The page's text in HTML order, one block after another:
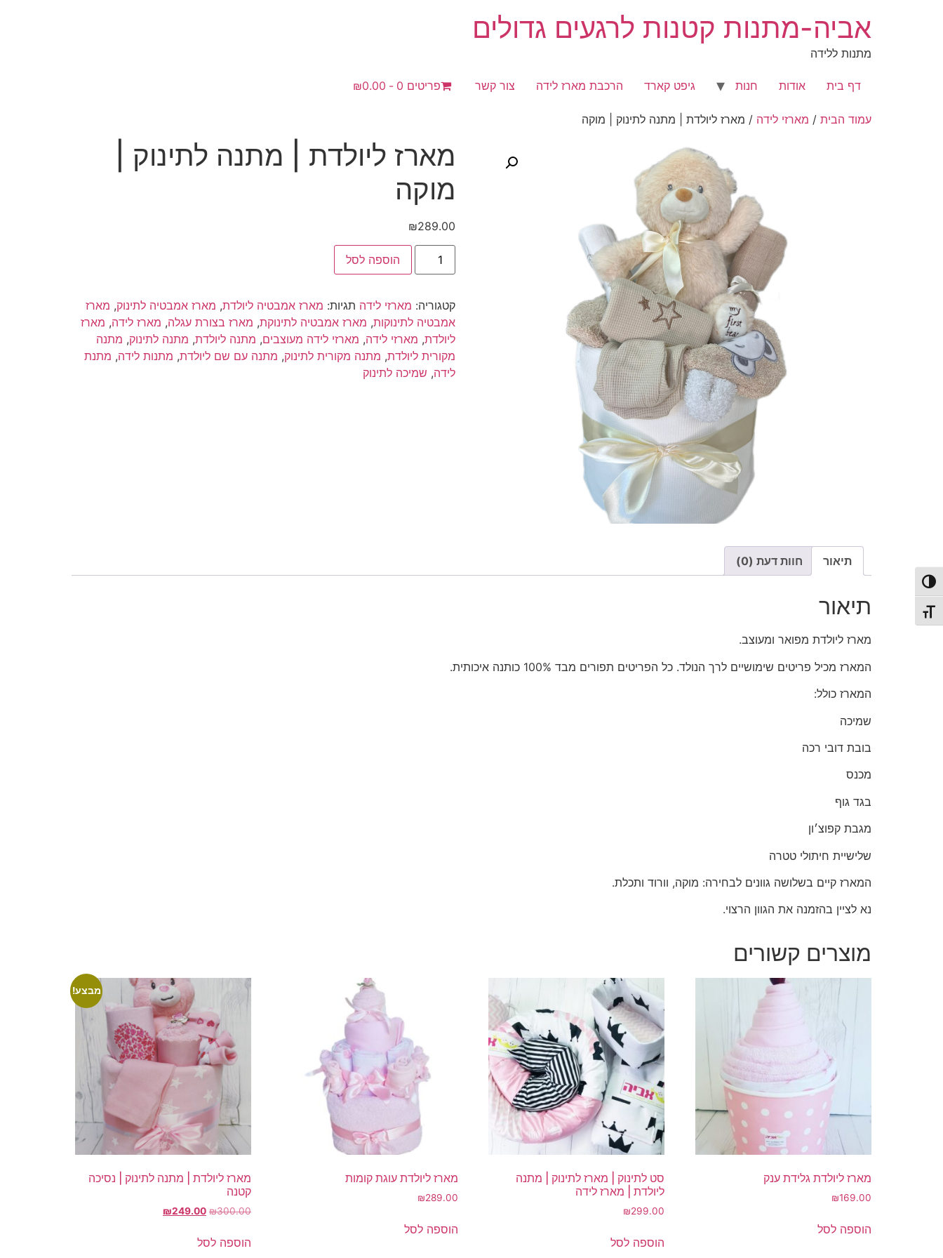
הפעל/כבה ניגודיות גבוהה
מתג גודל גופן
אביה-מתנות קטנות לרגעים גדולים
מתנות ללידה
דף בית אודות חנות גיפט קארד הרכבת מארז לידה צור קשר פריטים 0 ₪0.00
עמוד הבית / מארזי לידה / מארז ליולדת | מתנה לתינוק | מוקה
מארז ליולדת | מתנה לתינוק |
מוקה
₪289.00
כמות
מארז
מתנה
לתינוק
|
מוקה
הוספה לסל
קטגוריה: מארזי לידה תגיות: מארז אמבטיה ליולדת, מארז אמבטיה לתינוק, מארז
אמבטיה לתינוקות, מארז אמבטיה לתינוקת, מארז בצורת עגלה, מארז לידה, מארז
ליולדת, מארזי לידה, מארזי לידה מעוצבים, מתנה ליולדת, מתנה לתינוק, מתנה
מקורית ליולדת, מתנה מקורית לתינוק, מתנה עם שם ליולדת, מתנות לידה, מתנת
לידה, שמיכה לתינוק
תיאור חוות דעת (0)
תיאור
מארז ליולדת מפואר ומעוצב.
המארז מכיל פריטים שימושיים לרך הנולד. כל הפריטים תפורים מבד 100% כותנה איכותית.
המארז כולל:
שמיכה
בובת דובי רכה
מכנס
בגד גוף
מגבת קפוצ׳ון
שלישיית חיתולי טטרה
המארז קיים בשלושה גוונים לבחירה: מוקה, וורוד ותכלת.
נא לציין בהזמנה את הגוון הרצוי.
מוצרים קשורים
מארז ליולדת גלידת ענק
₪169.00
הוספה לסל
סט לתינוק | מארז לתינוק | מתנה
ליולדת | מארז לידה
₪299.00
הוספה לסל
מארז ליולדת עוגת קומות
₪289.00
הוספה לסל
מבצע!
מארז ליולדת | מתנה לתינוק | נסיכה
קטנה
₪300.00
המחיר
היה:
₪249.00
הוספה לסל